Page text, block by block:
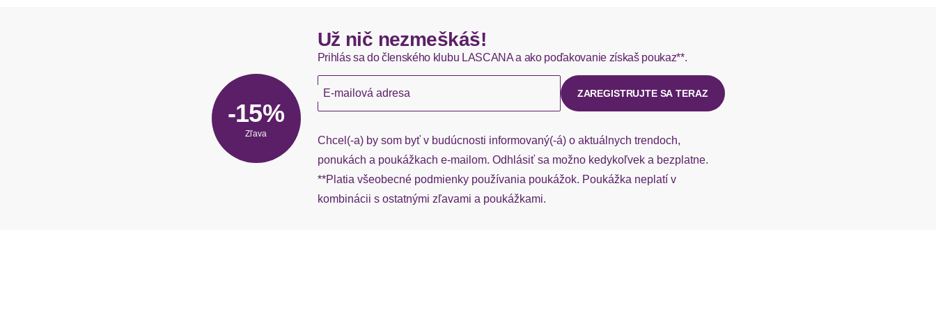
Okamžite dostupné položky sú zvyčajne doručené kuriérom Hermes do 1-3 pracovných dní.
Ak chýba návratový štítok, môžete si kedykoľvek požiadať o nový u našej zákazníckej služby.
-15%
Zľava
Už nič nezmeškáš!
Prihlás sa do členského klubu LASCANA a ako poďakovanie získaš poukaz**.
E-mailová adresa ZAREGISTRUJTE SA TERAZ
Chcel(-a) by som byť v budúcnosti informovaný(-á) o aktuálnych trendoch,
ponukách a poukážkach e-mailom. Odhlásiť sa možno kedykoľvek a bezplatne.
**Platia všeobecné podmienky používania poukážok. Poukážka neplatí v
kombinácii s ostatnými zľavami a poukážkami.